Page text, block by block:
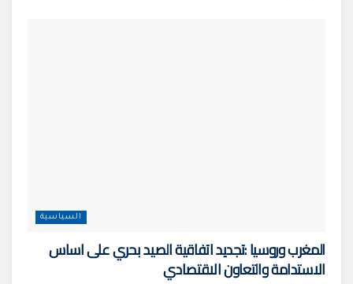
السياسية
المغرب وروسيا :تجديد اتفاقية الصيد بحري على اساس
الاستدامة والتعاون الاقتصادي